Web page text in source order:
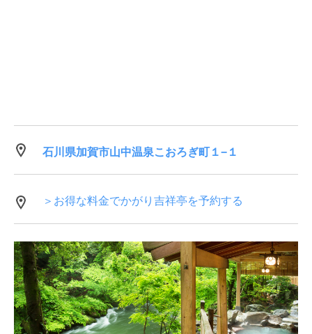
石川県加賀市山中温泉こおろぎ町１−１
＞お得な料金でかがり吉祥亭を予約する